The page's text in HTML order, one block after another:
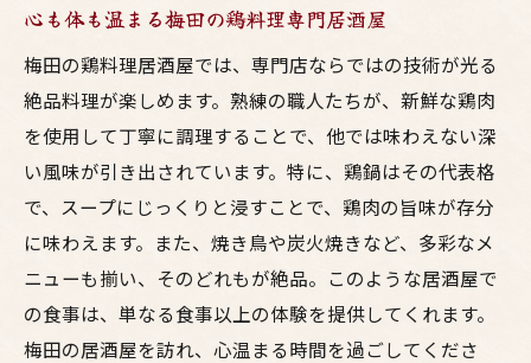
心も体も温まる梅田の鶏料理専門居酒屋
梅田の鶏料理居酒屋では、専門店ならではの技術が光る
絶品料理が楽しめます。熟練の職人たちが、新鮮な鶏肉
を使用して丁寧に調理することで、他では味わえない深
い風味が引き出されています。特に、鶏鍋はその代表格
で、スープにじっくりと浸すことで、鶏肉の旨味が存分
に味わえます。また、焼き鳥や炭火焼きなど、多彩なメ
ニューも揃い、そのどれもが絶品。このような居酒屋で
の食事は、単なる食事以上の体験を提供してくれます。
梅田の居酒屋を訪れ、心温まる時間を過ごしてくださ